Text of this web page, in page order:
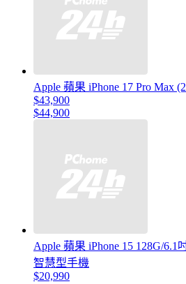
Apple 蘋果 iPhone 17 Pro Max
$43,900
$44,900
Apple 蘋果 iPhone 15 128G/6.1
智慧型手機
$20,990